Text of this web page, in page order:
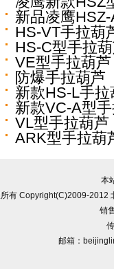
新品凌鹰
HS-VT手拉葫
HS-C型手拉
VE型手拉葫芦
防爆手拉葫芦
新款HS-L手拉
新款VC-A型
VL型手拉葫芦
ARK型手拉葫
本
有 Copyright(C)2009-2012
销
邮箱：